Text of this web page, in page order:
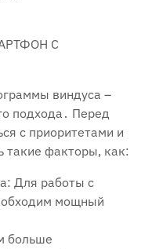
С
виндуса –
подхода․ Перед
с приоритетами и
такие факторы, как:
Для работы с
мощный
больше